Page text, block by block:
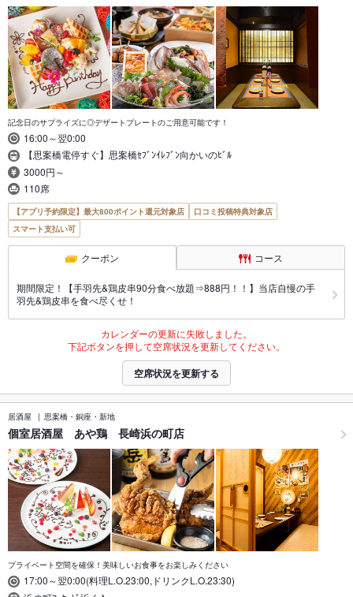
記念日のサプライズに◎デザートプレートのご用意可能です！
16:00～翌0:00
【思案橋電停すぐ】思案橋ｾﾌﾞﾝｲﾚﾌﾞﾝ向かいのﾋﾞﾙ
3000円～
110席
【アプリ予約限定】最大800ポイント還元対象店
口コミ投稿特典対象店
スマート支払い可
クーポン コース
期間限定！【手羽先&鶏皮串90分食べ放題⇒888円！！】当店自慢の手
羽先&鶏皮串を食べ尽くせ！
カレンダーの更新に失敗しました。
下記ボタンを押して空席状況を更新してください。
空席状況を更新する
居酒屋 思案橋・銅座・新地
個室居酒屋 あや鶏 長崎浜の町店
プライベート空間を確保！美味しいお食事をお楽しみください
17:00～翌0:00(料理L.O.23:00,ドリンクL.O.23:30)